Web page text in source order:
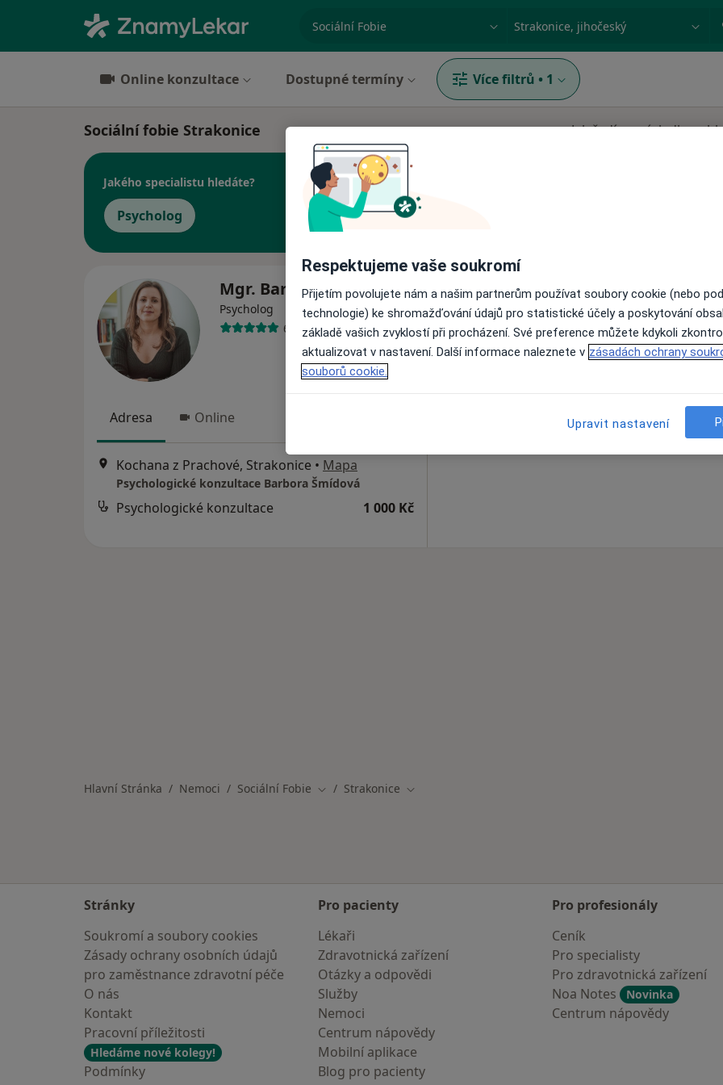
specializace, nemoc nebo příjmení Město nebo region
Online konzultace Dostupné termíny Více filtrů • 1
Sociální fobie Strakonice Jak řadíme výsledky
Jakého specialistu hledáte?
Psycholog
Mgr. Barbora Šmídová
Psycholog
6 názorů
Adresa Online
Kochana z Prachové, Strakonice • Mapa
Psychologické konzultace Barbora Šmídová
Psychologické konzultace 1 000 Kč
Dnes
7 Srpen
Zítra Ne
9 Srpen
Po
10 Srpen
Online rezervace termínu není k
Hlavní Stránka Nemoci Sociální Fobie Změna města
Strakonice Změna města
Stránky
Soukromí a soubory cookies
Zásady ochrany osobních údajů
pro zaměstnance zdravotní péče
O nás
Kontakt
Pracovní příležitosti
Hledáme nové kolegy!
Podmínky
Pro pacienty
Lékaři
Zdravotnická zařízení
Otázky a odpovědi
Služby
Nemoci
Centrum nápovědy
Mobilní aplikace
Blog pro pacienty
Pro profesionály
Ceník
Pro specialisty
Pro zdravotnická zařízení
Noa Notes
Novinka
Centrum nápovědy
Respektujeme vaše soukromí
Přijetím povolujete nám a našim partnerům používat soubory cookie (nebo
technologie) ke shromažďování údajů pro statistické účely a poskytování
základě vašich zvyklostí při procházení. Své preference můžete kdykoli
aktualizovat v nastavení. Další informace naleznete v zásadách ochrany
souborů cookie.
Upravit nastavení